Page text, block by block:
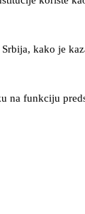
kako je
na funkciju